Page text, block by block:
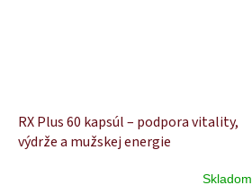
RX Plus 60 kapsúl – podpora vitality,
výdrže a mužskej energie
Skladom